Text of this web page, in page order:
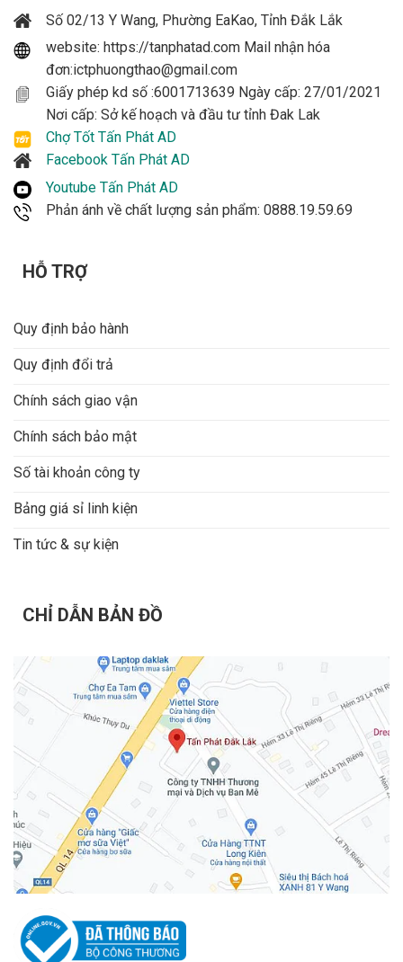
Số 02/13 Y Wang, Phường EaKao, Tỉnh Đắk Lắk
website: https://tanphatad.com Mail nhận hóa
đơn:ictphuongthao@gmail.com
Giấy phép kd số :6001713639 Ngày cấp: 27/01/2021
Nơi cấp: Sở kế hoạch và đầu tư tỉnh Đak Lak
Chợ Tốt Tấn Phát AD
Facebook Tấn Phát AD
Youtube Tấn Phát AD
Phản ánh về chất lượng sản phẩm: 0888.19.59.69
HỖ TRỢ
Quy định bảo hành
Quy định đổi trả
Chính sách giao vận
Chính sách bảo mật
Số tài khoản công ty
Bảng giá sỉ linh kiện
Tin tức & sự kiện
CHỈ DẪN BẢN ĐỒ